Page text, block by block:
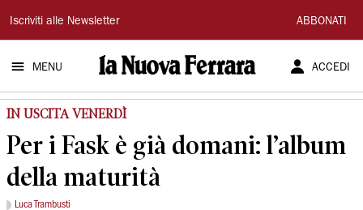
La
Nuova
Ferrara
Iscriviti alle Newsletter ABBONATI
MENU ACCEDI
IN USCITA VENERDÌ
Per i Fask è già domani: l’album
della maturità
Luca Trambusti